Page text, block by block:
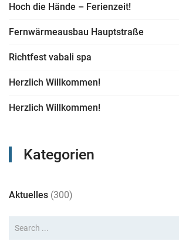
Hoch die Hände – Ferienzeit!
Fernwärmeausbau Hauptstraße
Richtfest vabali spa
Herzlich Willkommen!
Herzlich Willkommen!
Kategorien
Aktuelles (300)